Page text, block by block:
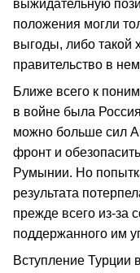
выжидательную
положения могли
выгоды, либо такой
правительство в
Ближе всего к
в войне была
можно больше сил
фронт и
Румынии. Но
результата
прежде всего из‑за
поддержанного им
Вступление Турции